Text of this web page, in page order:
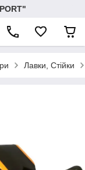
Лавки, Стійки